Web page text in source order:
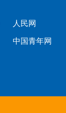
人民网
中国青年网